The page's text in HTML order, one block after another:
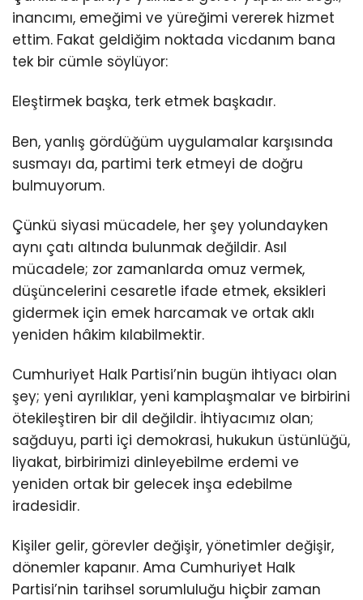
inancımı, emeğimi ve yüreğimi vererek hizmet
ettim. Fakat geldiğim noktada vicdanım bana
tek bir cümle söylüyor:
Eleştirmek başka, terk etmek başkadır.
Ben, yanlış gördüğüm uygulamalar karşısında
susmayı da, partimi terk etmeyi de doğru
bulmuyorum.
Çünkü siyasi mücadele, her şey yolundayken
aynı çatı altında bulunmak değildir. Asıl
mücadele; zor zamanlarda omuz vermek,
düşüncelerini cesaretle ifade etmek, eksikleri
gidermek için emek harcamak ve ortak aklı
yeniden hâkim kılabilmektir.
Cumhuriyet Halk Partisi’nin bugün ihtiyacı olan
şey; yeni ayrılıklar, yeni kamplaşmalar ve birbirini
ötekileştiren bir dil değildir. İhtiyacımız olan;
sağduyu, parti içi demokrasi, hukukun üstünlüğü,
liyakat, birbirimizi dinleyebilme erdemi ve
yeniden ortak bir gelecek inşa edebilme
iradesidir.
Kişiler gelir, görevler değişir, yönetimler değişir,
dönemler kapanır. Ama Cumhuriyet Halk
Partisi’nin tarihsel sorumluluğu hiçbir zaman